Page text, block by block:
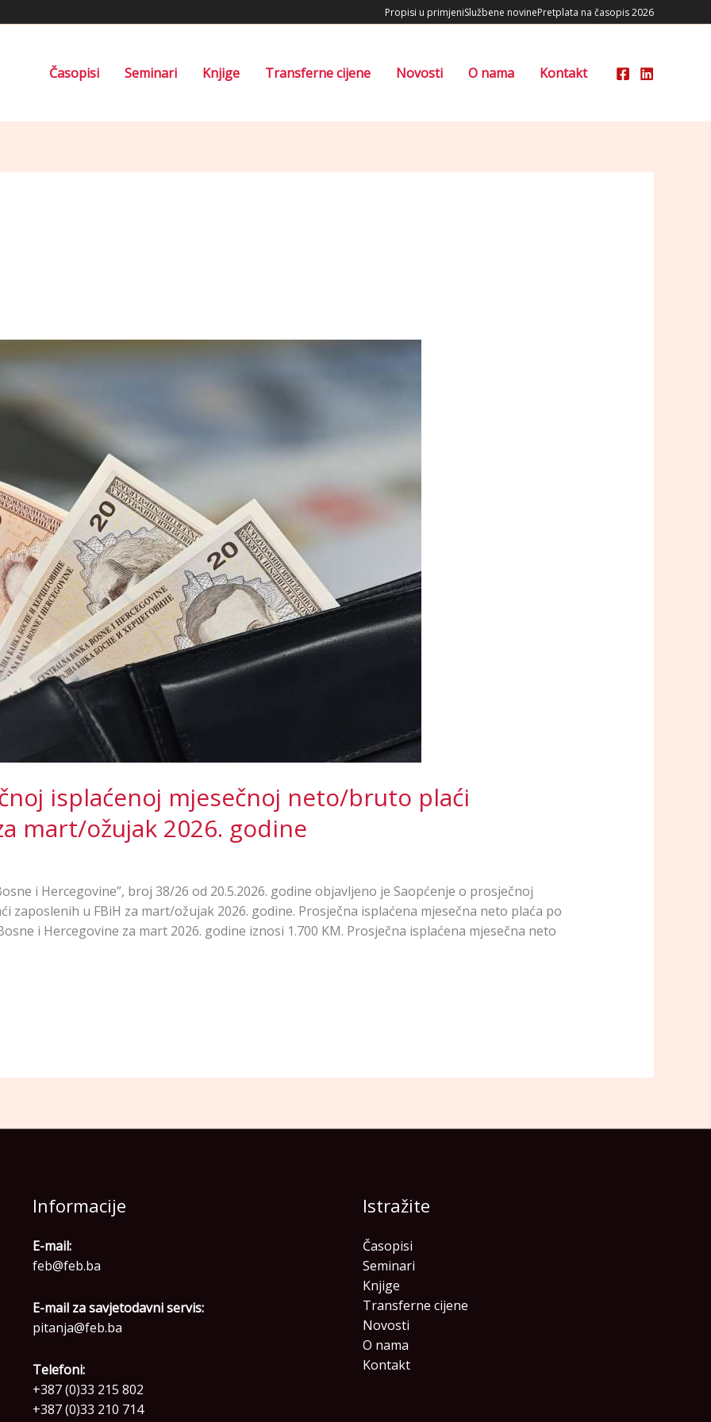
Propisi u primjeniSlužbene novinePretplata na časopis 2026
Časopisi Seminari Knjige Transferne cijene Novosti O nama Kontakt
isplaćenoj mjesečnoj neto/bruto plaći
mart/ožujak 2026. godine
i Hercegovine”, broj 38/26 od 20.5.2026. godine objavljeno je Saopćenje o prosječnoj
zaposlenih u FBiH za mart/ožujak 2026. godine. Prosječna isplaćena mjesečna neto plaća po
i Hercegovine za mart 2026. godine iznosi 1.700 KM. Prosječna isplaćena mjesečna neto
Informacije
E-mail:
feb@feb.ba
E-mail za savjetodavni servis:
pitanja@feb.ba
Telefoni:
+387 (0)33 215 802
+387 (0)33 210 714
Istražite
Časopisi
Seminari
Knjige
Transferne cijene
Novosti
O nama
Kontakt